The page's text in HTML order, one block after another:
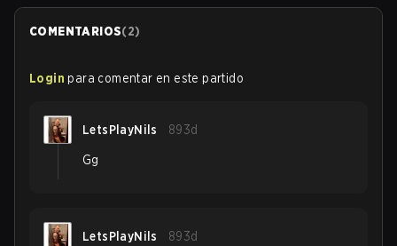
COMENTARIOS(2)
Login para comentar en este partido
LetsPlayNils 893d
Gg
LetsPlayNils 893d